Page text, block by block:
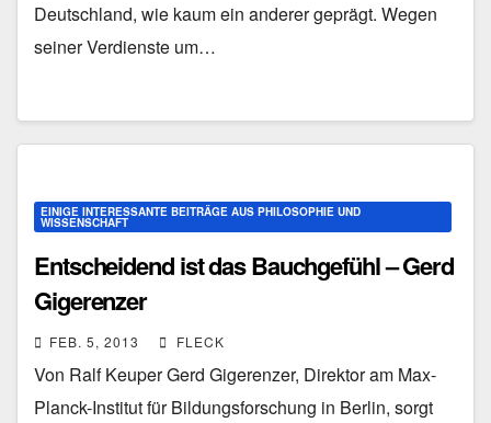
Deutschland, wie kaum ein anderer geprägt. Wegen
seiner Verdienste um…
EINIGE INTERESSANTE BEITRÄGE AUS PHILOSOPHIE UND
WISSENSCHAFT
Entscheidend ist das Bauchgefühl – Gerd
Gigerenzer
FEB. 5, 2013 FLECK
Von Ralf Keuper Gerd Gigerenzer, Direktor am Max-
Planck-Institut für Bildungsforschung in Berlin, sorgt